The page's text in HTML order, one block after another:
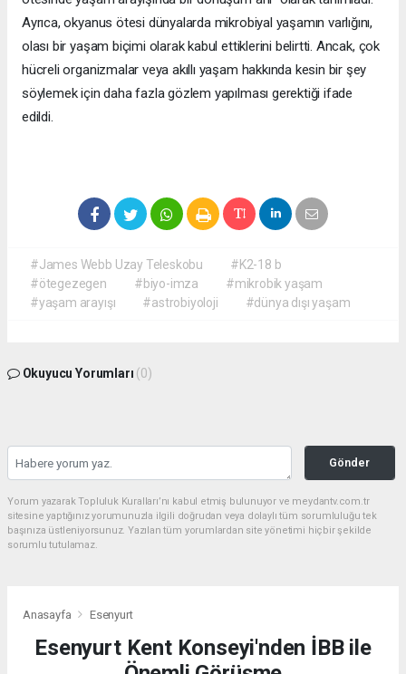
Ayrıca, okyanus ötesi dünyalarda mikrobiyal yaşamın varlığını,
olası bir yaşam biçimi olarak kabul ettiklerini belirtti. Ancak, çok
hücreli organizmalar veya akıllı yaşam hakkında kesin bir şey
söylemek için daha fazla gözlem yapılması gerektiği ifade
edildi.
#James Webb Uzay Teleskobu
#K2-18 b
#ötegezegen
#biyo-imza
#mikrobik yaşam
#yaşam arayışı
#astrobiyoloji #dünya dışı yaşam
Okuyucu Yorumları (0)
Gönder
Yorum yazarak Topluluk Kuralları’nı kabul etmiş bulunuyor ve meydantv.com.tr
sitesine yaptığınız yorumunuzla ilgili doğrudan veya dolaylı tüm sorumluluğu tek
başınıza üstleniyorsunuz. Yazılan tüm yorumlardan site yönetimi hiçbir şekilde
sorumlu tutulamaz.
Anasayfa Esenyurt
Esenyurt Kent Konseyi'nden İBB ile